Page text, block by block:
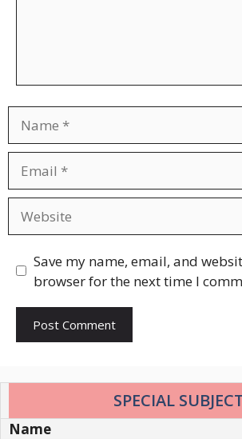
Save my name, email, and
browser for the next time I
SPECIAL
Name